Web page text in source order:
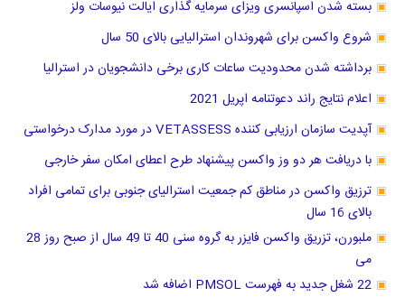
بسته شدن اسپانسری ویزای سرمایه گذاری ایالت نیوسات ولز
شروع واکسن برای شهروندان استرالیایی بالای 50 سال
برداشته شدن محدودیت ساعات کاری برخی دانشجویان در استرالیا
اعلام نتایج راند دعوتنامه اپریل 2021
آپدیت سازمان ارزیابی کننده VETASSESS در مورد مدارک درخواستی
با دریافت هر دو وز واکسن پیشنهاد طرح اعطای امکان سفر خارجی
ترزیق واکسن در مناطق کم جمعیت استرالیای جنوبی برای تمامی افراد
بالای 16 سال
ملبورن، تزریق واکسن فایزر به گروه سنی 40 تا 49 سال از صبح روز 28
می
22 شغل جدید به فهرست PMSOL اضافه شد